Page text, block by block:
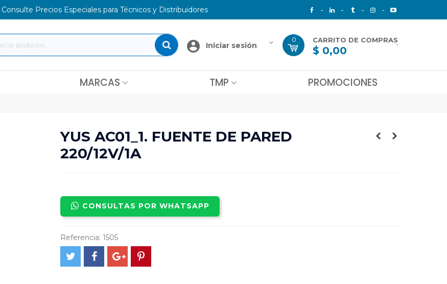
Consulte Precios Especiales para Técnicos y Distribuidores
Iniciar sesión
0 CARRITO DE COMPRAS-
$ 0,00
MARCAS TMP PROMOCIONES
YUS AC01_1. FUENTE DE PARED
220/12V/1A
CONSULTAS POR WHATSAPP
Referencia: 1505